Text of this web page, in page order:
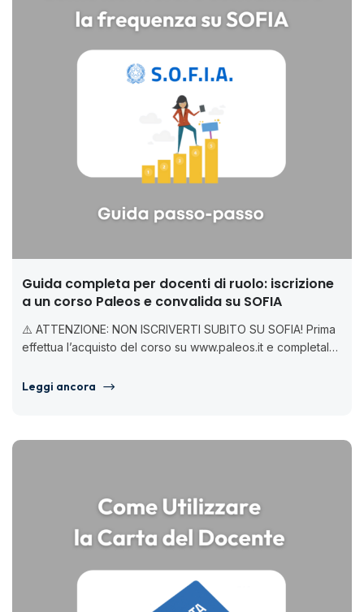
Guida completa per docenti di ruolo: iscrizione
a un corso Paleos e convalida su SOFIA
⚠️ ATTENZIONE: NON ISCRIVERTI SUBITO SU SOFIA! Prima
effettua l’acquisto del corso su www.paleos.it e completalo.
Leggi ancora